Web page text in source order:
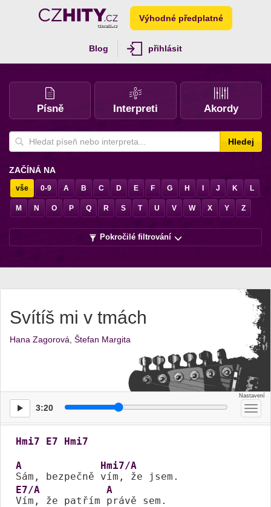
Výhodné předplatné
Blog přihlásit
Písně Interpreti Akordy
Hledej
ZAČÍNÁ NA
vše 0-9 A B C D E F G H J K L
M N O P Q R S T U V W X Y Z
Pokročilé filtrování
Svítíš mi v tmách
Hana Zagorová Štefan Margita
3:20
Hmi7 E7 Hmi7
A
Sám, bezpečně
Hmi7/A
E7/A
Vím, že patřím
A